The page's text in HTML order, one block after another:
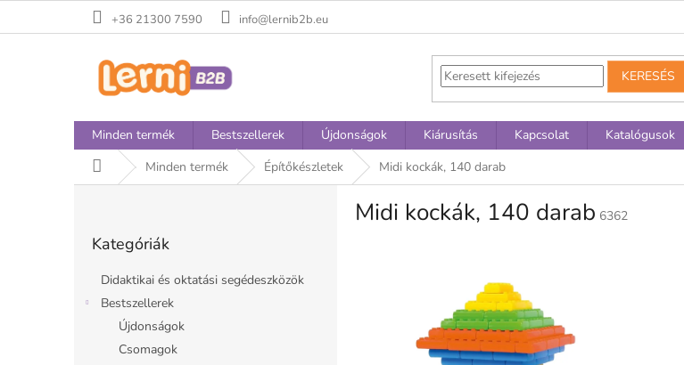
+36 21300 7590 info@lernib2b.eu
KERESÉS
Minden termék Bestszellerek Újdonságok Kiárusítás Kapcsolat Katalógusok
KezdőlapMinden termék Építőkészletek Midi kockák, 140 darab
átugrása
Kategóriák
Didaktikai és oktatási segédeszközök
Bestszellerek
Újdonságok
Csomagok
Midi kockák, 140 darab 6362